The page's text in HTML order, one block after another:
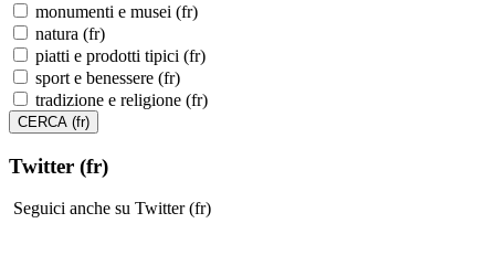
monumenti e musei (fr)
natura (fr)
piatti e prodotti tipici (fr)
sport e benessere (fr)
tradizione e religione (fr)
Twitter (fr)
Seguici anche su Twitter (fr)